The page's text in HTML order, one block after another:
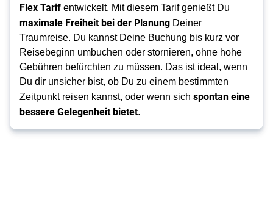
Flex Tarif entwickelt. Mit diesem Tarif genießt Du
maximale Freiheit bei der Planung Deiner
Traumreise. Du kannst Deine Buchung bis kurz vor
Reisebeginn umbuchen oder stornieren, ohne hohe
Gebühren befürchten zu müssen. Das ist ideal, wenn
Du dir unsicher bist, ob Du zu einem bestimmten
Zeitpunkt reisen kannst, oder wenn sich spontan eine
bessere Gelegenheit bietet.